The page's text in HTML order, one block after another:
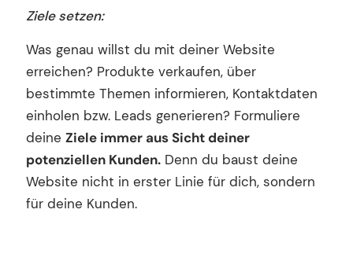
Ziele setzen:
Was genau willst du mit deiner Website
erreichen? Produkte verkaufen, über
bestimmte Themen informieren, Kontaktdaten
einholen bzw. Leads generieren? Formuliere
deine Ziele immer aus Sicht deiner
potenziellen Kunden. Denn du baust deine
Website nicht in erster Linie für dich, sondern
für deine Kunden.